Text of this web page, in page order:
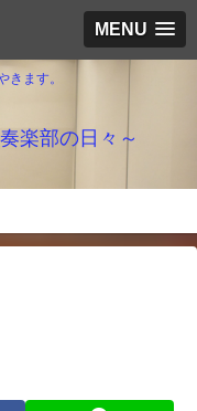
MENU
きます。
楽部の日々～